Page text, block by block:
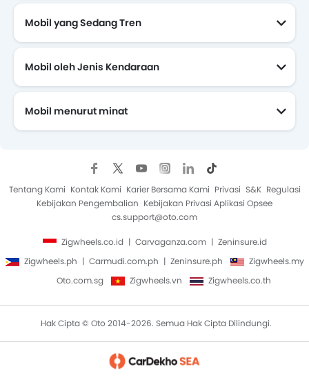
Mobil yang Sedang Tren
Mobil oleh Jenis Kendaraan
Mobil menurut minat
Tentang Kami Kontak Kami Karier Bersama Kami Privasi S&K Regulasi
Kebijakan Pengembalian Kebijakan Privasi Aplikasi Opsee
cs.support@oto.com
Zigwheels.co.id Carvaganza.com
Zeninsure.id
Zigwheels.ph
Carmudi.com.ph Zeninsure.ph
Zigwheels.my
Oto.com.sg
Zigwheels.vn Zigwheels.co.th
Hak Cipta © Oto 2014-2026. Semua Hak Cipta Dilindungi.